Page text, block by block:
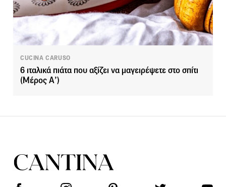
CUCINA CARUSO
6 ιταλικά πιάτα που αξίζει να μαγειρέψετε στο σπίτι
(Μέρος Α’)